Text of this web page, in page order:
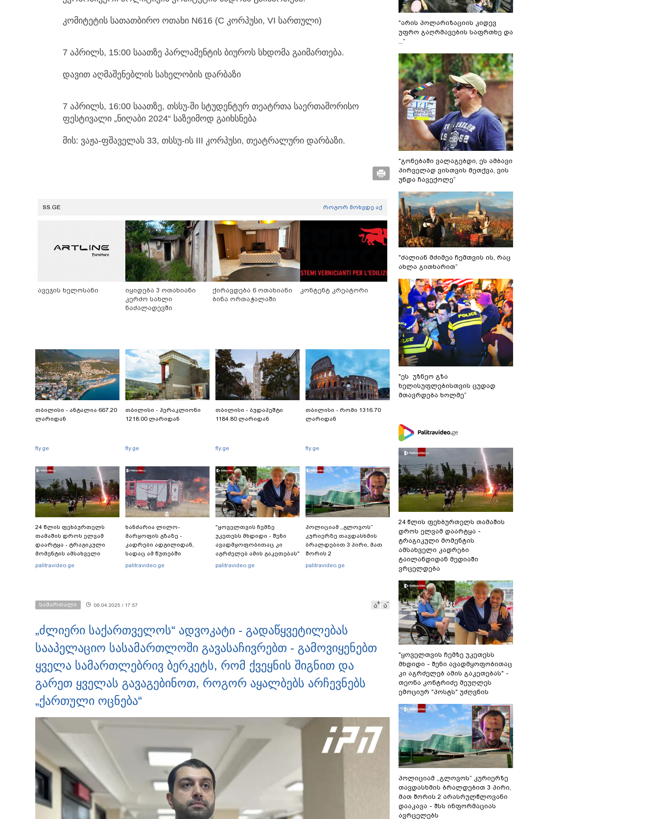
კომიტეტის სათათბირო ოთახი N616 (C კორპუსი, VI სართული)
7 აპრილს, 15:00 საათზე პარლამენტის ბიუროს სხდომა გაიმართება.
დავით აღმაშენებლის სახელობის დარბაზი
7 აპრილს, 16:00 საათზე, თსსუ-ში სტუდენტურ თეატრთა საერთაშორისო
ფესტივალი „ნიღაბი 2024“ საზეიმოდ გაიხსნება
მის: ვაჟა-ფშაველას 33, თსსუ-ის III კორპუსი, თეატრალური დარბაზი.
SS.GE როგორ მოხვდე აქ
ავეჯის ხელოსანი
იყიდება 3 ოთახიანი
კერძო სახლი
ნაძალადევში
ქირავდება 6 ოთახიანი
ბინა ორთაჭალაში
კონტენტ კრეატორი
თბილისი - ანტალია 667.20
ლარიდან
fly.ge
თბილისი - ჰერაკლიონი
1218.00 ლარიდან
fly.ge
თბილისი - ბუდაპეშტი
1184.80 ლარიდან
fly.ge
თბილისი - რომი 1316.70
ლარიდან
fly.ge
24 წლის ფეხბურთელს
თამაშის დროს ელვამ
დაარტყა - ტრაგიკული
მომენტის ამსახველი
კადრები ტაილანდიდან
palitravideo.ge
ხანძარია ლილო-
მარყოფის გზაზე -
კადრები ადგილიდან,
სადაც ამ წუთებში
სალიკვიდაციო
palitravideo.ge
"ყოველთვის ჩემზე
უკეთესს მხდიდი - შენი
ავადმყოფობითაც კი
აგრძელებ ამის გაკეთებას"
- თეონა კონტრიძე
palitravideo.ge
პოლიციამ ,,გლოვოს”
კურიერზე თავდასხმის
ბრალდებით 3 პირი, მათ
შორის 2
არასრულწლოვანი
palitravideo.ge
სამართალი 06.04.2025 / 17:57 ა ა
„ძლიერი საქართველოს“ ადვოკატი - გადაწყვეტილებას
სააპელაციო სასამართლოში გავასაჩივრებთ - გამოვიყენებთ
ყველა სამართლებრივ ბერკეტს, რომ ქვეყნის შიგნით და
გარეთ ყველას გავაგებინოთ, როგორ აყალბებს არჩევნებს
„ქართული ოცნება“
"არის პოლარიზაციის კიდევ
უფრო გაღრმავების საფრთხე და
...“
"გონებაში ვალაგებდი, ეს ამბავი
პირველად ვისთვის მეთქვა, ვის
უნდა ჩავექოლე“
"ძალიან მძიმეა ჩემთვის ის, რაც
ახლა გითხარით“
"ეს უზნეო გზა
ხელისუფლებისთვის ცუდად
მთავრდება ხოლმე“
24 წლის ფეხბურთელს თამაშის
დროს ელვამ დაარტყა -
ტრაგიკული მომენტის
ამსახველი კადრები
ტაილანდიდან მედიაში
ვრცელდება
"ყოველთვის ჩემზე უკეთესს
მხდიდი - შენი ავადმყოფობითაც
კი აგრძელებ ამის გაკეთებას" -
თეონა კონტრიძე მეუღლეს
ემოციურ "პოსტს" უძღვნის
პოლიციამ ,,გლოვოს” კურიერზე
თავდასხმის ბრალდებით 3 პირი,
მათ შორის 2 არასრულწლოვანი
დააკავა - შსს ინფორმაციას
ავრცელებს